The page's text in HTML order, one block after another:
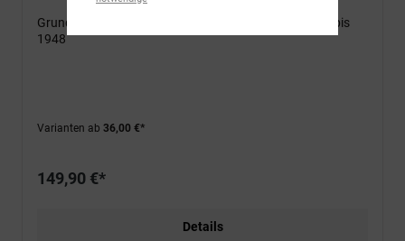
Grundfarbe für Schweizer Militärfahrzeuge von 1934 bis
1948
Varianten ab 36,00 €*
149,90 €*
Details